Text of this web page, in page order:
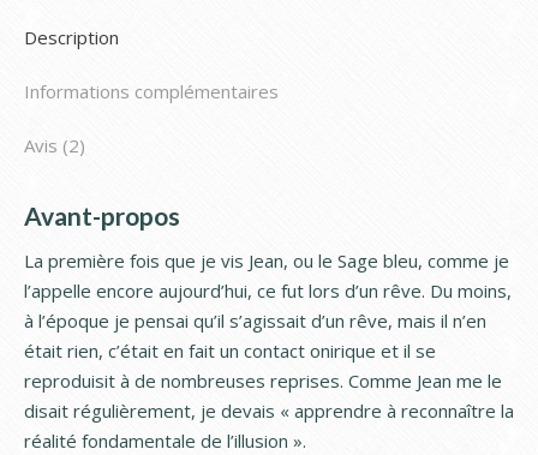
(Tome
1)
Description
Informations complémentaires
Avis (2)
Avant-propos
La première fois que je vis Jean, ou le Sage bleu, comme je
l’appelle encore aujourd’hui, ce fut lors d’un rêve. Du moins,
à l’époque je pensai qu’il s’agissait d’un rêve, mais il n’en
était rien, c’était en fait un contact onirique et il se
reproduisit à de nombreuses reprises. Comme Jean me le
disait régulièrement, je devais « apprendre à reconnaître la
réalité fondamentale de l’illusion ».